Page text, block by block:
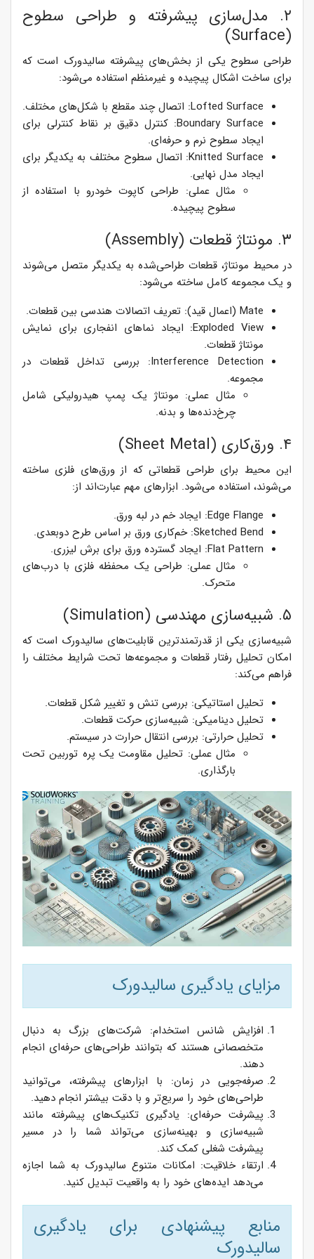
۲. مدل‌سازی پیشرفته و طراحی سطوح
(Surface)
طراحی سطوح یکی از بخش‌های پیشرفته سالیدورک است که
برای ساخت اشکال پیچیده و غیرمنظم استفاده می‌شود:
Lofted Surface: اتصال چند مقطع با شکل‌های مختلف.
Boundary Surface: کنترل دقیق بر نقاط کنترلی برای
ایجاد سطوح نرم و حرفه‌ای.
Knitted Surface: اتصال سطوح مختلف به یکدیگر برای
ایجاد مدل نهایی.
مثال عملی: طراحی کاپوت خودرو با استفاده از
سطوح پیچیده.
۳. مونتاژ قطعات (Assembly)
در محیط مونتاژ، قطعات طراحی‌شده به یکدیگر متصل می‌شوند
و یک مجموعه کامل ساخته می‌شود:
Mate (اعمال قید): تعریف اتصالات هندسی بین قطعات.
Exploded View: ایجاد نماهای انفجاری برای نمایش
مونتاژ قطعات.
Interference Detection: بررسی تداخل قطعات در
مجموعه.
مثال عملی: مونتاژ یک پمپ هیدرولیکی شامل
چرخ‌دنده‌ها و بدنه.
۴. ورق‌کاری (Sheet Metal)
این محیط برای طراحی قطعاتی که از ورق‌های فلزی ساخته
می‌شوند، استفاده می‌شود. ابزارهای مهم عبارت‌اند از:
Edge Flange: ایجاد خم در لبه ورق.
Sketched Bend: خم‌کاری ورق بر اساس طرح دوبعدی.
Flat Pattern: ایجاد گسترده ورق برای برش لیزری.
مثال عملی: طراحی یک محفظه فلزی با درب‌های
متحرک.
۵. شبیه‌سازی مهندسی (Simulation)
شبیه‌سازی یکی از قدرتمندترین قابلیت‌های سالیدورک است که
امکان تحلیل رفتار قطعات و مجموعه‌ها تحت شرایط مختلف را
فراهم می‌کند:
تحلیل استاتیکی: بررسی تنش و تغییر شکل قطعات.
تحلیل دینامیکی: شبیه‌سازی حرکت قطعات.
تحلیل حرارتی: بررسی انتقال حرارت در سیستم.
مثال عملی: تحلیل مقاومت یک پره توربین تحت
بارگذاری.
مزایای یادگیری سالیدورک
افزایش شانس استخدام: شرکت‌های بزرگ به دنبال
متخصصانی هستند که بتوانند طراحی‌های حرفه‌ای انجام
دهند.
صرفه‌جویی در زمان: با ابزارهای پیشرفته، می‌توانید
طراحی‌های خود را سریع‌تر و با دقت بیشتر انجام دهید.
پیشرفت حرفه‌ای: یادگیری تکنیک‌های پیشرفته مانند
شبیه‌سازی و بهینه‌سازی می‌تواند شما را در مسیر
پیشرفت شغلی کمک کند.
ارتقاء خلاقیت: امکانات متنوع سالیدورک به شما اجازه
می‌دهد ایده‌های خود را به واقعیت تبدیل کنید.
منابع پیشنهادی برای یادگیری
سالیدورک